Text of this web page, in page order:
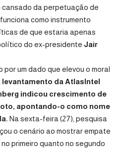
da perpetuação de
como instrumento
de que estaria apenas
do ex-presidente Jair
um dado que elevou o moral
levantamento da AtlasIntel
indicou crescimento de
apontando-o como nome
Na sexta-feira (27), pesquisa
o cenário ao mostrar empate
primeiro quanto no segundo